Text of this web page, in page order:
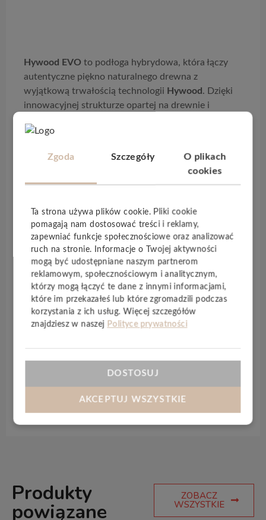
Hywood EVO to podłoga hybrydowa, która łączy
autentyczne piękno naturalnego drewna z
wyjątkową trwałością technologii Hywood . Dzięki
innowacyjnej strukturze opartej na drewnie i
oferuje odporność, jakiej nie spotyka się w
Kolekcja wyróżnia się bardzo wysoką odpornością
na codzienne użytkowanie – powierzchnia
zachowuje elegancki wygląd nawet w intensywnie
eksploatowanych przestrzeniach. Jej ogromną zaletą
jest również łatwość pielęgnacji, ponieważ specjalna
powłoka ochronna zapobiega osadzaniu się
zabrudzeń zarówno na porach, jak i we włóknach
drewna.
Wykończenie Hywood EVOma głęboko matowy,
aksamitny efekt, który nadaje wnętrzom wyjątkową
charakterze, zaprojektowane tak, aby sprostać
Produkty
powiązane
ZOBACZ
WSZYSTKIE
Zgoda Szczegóły
O plikach
cookies
Ta strona używa plików cookie. Pliki cookie
pomagają nam dostosować treści i reklamy,
zapewniać funkcje społecznościowe oraz analizować
ruch na stronie. Informacje o Twojej aktywności
mogą być udostępniane naszym partnerom
reklamowym, społecznościowym i analitycznym,
którzy mogą łączyć te dane z innymi informacjami,
które im przekazałeś lub które zgromadzili podczas
korzystania z ich usług. Więcej szczegółów
znajdziesz w naszej Polityce prywatności
DOSTOSUJ
AKCEPTUJ WSZYSTKIE